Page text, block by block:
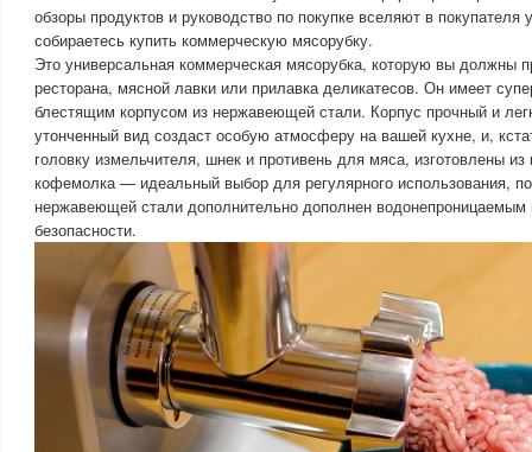
обзоры продуктов и руководство по покупке вселяют в покупателя
собираетесь купить коммерческую мясорубку.
Это универсальная коммерческая мясорубка, которую вы должны
ресторана, мясной лавки или прилавка деликатесов. Он имеет
блестящим корпусом из нержавеющей стали. Корпус прочный и
утонченный вид создаст особую атмосферу на вашей кухне, и,
головку измельчителя, шнек и противень для мяса, изготовлены
кофемолка — идеальный выбор для регулярного использования,
нержавеющей стали дополнительно дополнен
безопасности.